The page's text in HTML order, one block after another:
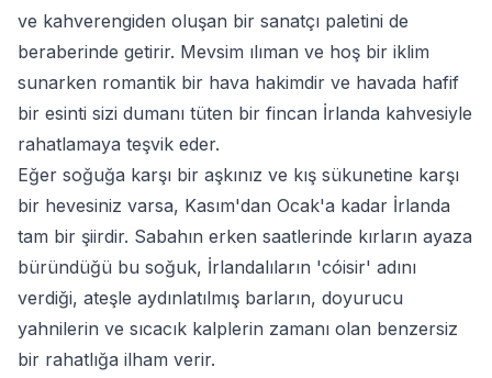
ve kahverengiden oluşan bir sanatçı paletini de
beraberinde getirir. Mevsim ılıman ve hoş bir iklim
sunarken romantik bir hava hakimdir ve havada hafif
bir esinti sizi dumanı tüten bir fincan İrlanda kahvesiyle
rahatlamaya teşvik eder.
Eğer soğuğa karşı bir aşkınız ve kış sükunetine karşı
bir hevesiniz varsa, Kasım'dan Ocak'a kadar İrlanda
tam bir şiirdir. Sabahın erken saatlerinde kırların ayaza
büründüğü bu soğuk, İrlandalıların 'cóisir' adını
verdiği, ateşle aydınlatılmış barların, doyurucu
yahnilerin ve sıcacık kalplerin zamanı olan benzersiz
bir rahatlığa ilham verir.